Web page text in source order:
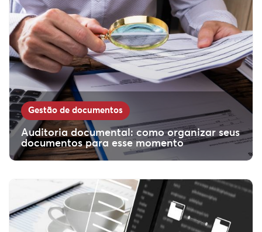
Gestão de documentos
Auditoria documental: como organizar seus
documentos para esse momento